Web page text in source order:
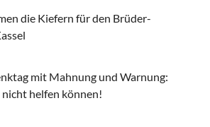
die Kiefern für den Brüder-
mit Mahnung und Warnung:
helfen können!